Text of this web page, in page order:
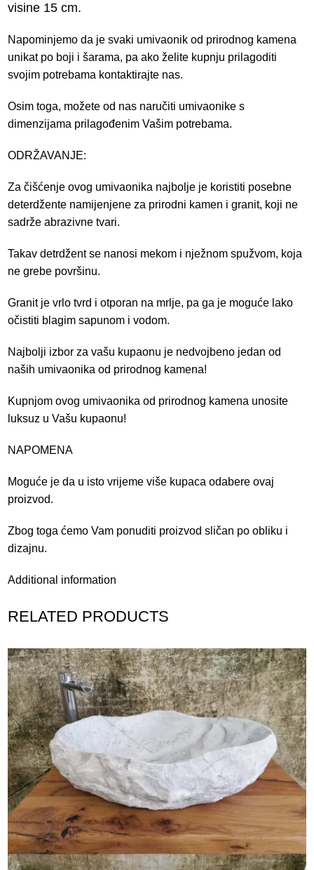
visine 15 cm.
Napominjemo da je svaki umivaonik od prirodnog kamena
unikat po boji i šarama, pa ako želite kupnju prilagoditi
svojim potrebama kontaktirajte nas.
Osim toga, možete od nas naručiti umivaonike s
dimenzijama prilagođenim Vašim potrebama.
ODRŽAVANJE:
Za čišćenje ovog umivaonika najbolje je koristiti posebne
deterdžente namijenjene za prirodni kamen i granit, koji ne
sadrže abrazivne tvari.
Takav detrdžent se nanosi mekom i nježnom spužvom, koja
ne grebe površinu.
Granit je vrlo tvrd i otporan na mrlje, pa ga je moguće lako
očistiti blagim sapunom i vodom.
Najbolji izbor za vašu kupaonu je nedvojbeno jedan od
naših umivaonika od prirodnog kamena!
Kupnjom ovog umivaonika od prirodnog kamena unosite
luksuz u Vašu kupaonu!
NAPOMENA
Moguće je da u isto vrijeme više kupaca odabere ovaj
proizvod.
Zbog toga ćemo Vam ponuditi proizvod sličan po obliku i
dizajnu.
Additional information
RELATED PRODUCTS